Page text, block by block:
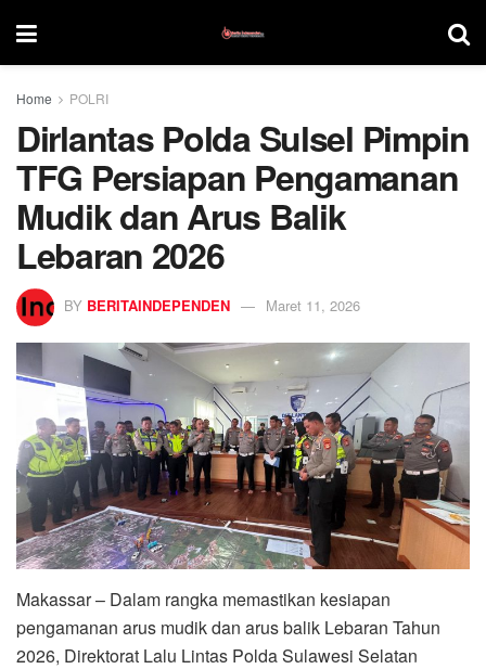
Home POLRI
Dirlantas Polda Sulsel Pimpin
TFG Persiapan Pengamanan
Mudik dan Arus Balik
Lebaran 2026
BY BERITAINDEPENDEN Maret 11, 2026
Makassar – Dalam rangka memastikan kesiapan
pengamanan arus mudik dan arus balik Lebaran Tahun
2026, Direktorat Lalu Lintas Polda Sulawesi Selatan